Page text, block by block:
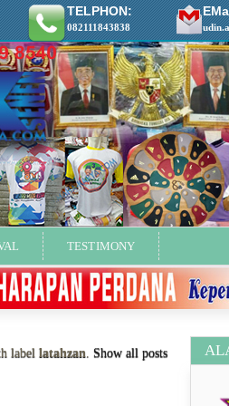
TESTIMONY
TELPHON:
082111843838
label latahzan. Show all posts